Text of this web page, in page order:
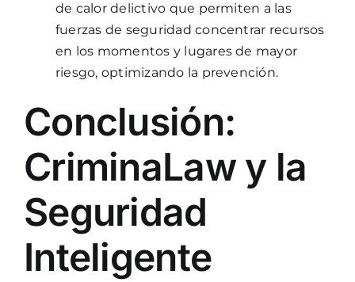
de calor delictivo que permiten a las
fuerzas de seguridad concentrar recursos
en los momentos y lugares de mayor
riesgo, optimizando la prevención.
Conclusión:
CriminaLawy la
Seguridad
Inteligente